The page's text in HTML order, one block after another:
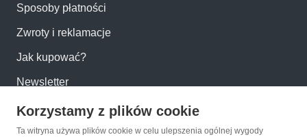
Sposoby płatności
Zwroty i reklamacje
Jak kupować?
Newsletter
Konto
Korzystamy z plików cookie
Ta witryna używa plików cookie w celu ulepszenia ogólnej wygody